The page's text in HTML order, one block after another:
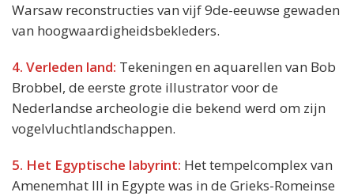
Warsaw reconstructies van vijf 9de-eeuwse gewaden
van hoogwaardigheidsbekleders.
4. Verleden land: Tekeningen en aquarellen van Bob
Brobbel, de eerste grote illustrator voor de
Nederlandse archeologie die bekend werd om zijn
vogelvluchtlandschappen.
5. Het Egyptische labyrint: Het tempelcomplex van
Amenemhat III in Egypte was in de Grieks-Romeinse